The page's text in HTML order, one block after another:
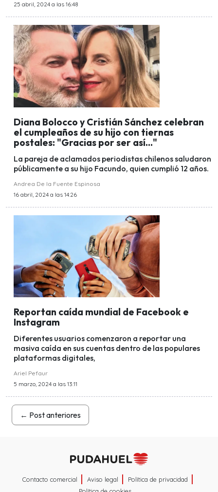
25 abril, 2024 a las 16:48
Diana Bolocco y Cristián Sánchez celebran
el cumpleaños de su hijo con tiernas
postales: "Gracias por ser así..."
La pareja de aclamados periodistas chilenos saludaron
públicamente a su hijo Facundo, quien cumplió 12 años.
Andrea De la Fuente Espinosa
16 abril, 2024 a las 14:26
Reportan caída mundial de Facebook e
Instagram
Diferentes usuarios comenzaron a reportar una
masiva caída en sus cuentas dentro de las populares
plataformas digitales,
Ariel Pefaur
5 marzo, 2024 a las 13:11
← Post anteriores
Contacto comercial Aviso legal
Política de privacidad